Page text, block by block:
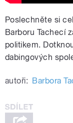
Poslechněte si
Barboru Tachecí
politikem.
dabingových
autoři: Barbora